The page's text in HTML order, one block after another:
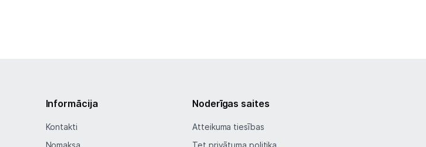
Informācija
Kontakti
Noderīgas saites
Atteikuma tiesības